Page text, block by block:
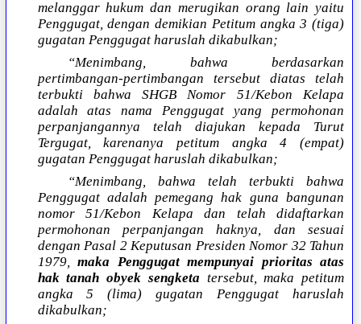
melanggar hukum dan merugikan orang lain yaitu
Penggugat, dengan demikian Petitum angka 3 (tiga)
gugatan Penggugat haruslah dikabulkan;
“Menimbang, bahwa berdasarkan
pertimbangan-pertimbangan tersebut diatas telah
terbukti bahwa SHGB Nomor 51/Kebon Kelapa
adalah atas nama Penggugat yang permohonan
perpanjangannya telah diajukan kepada Turut
Tergugat, karenanya petitum angka 4 (empat)
gugatan Penggugat haruslah dikabulkan;
“Menimbang, bahwa telah terbukti bahwa
Penggugat adalah pemegang hak guna bangunan
nomor 51/Kebon Kelapa dan telah didaftarkan
permohonan perpanjangan haknya, dan sesuai
dengan Pasal 2 Keputusan Presiden Nomor 32 Tahun
1979,maka Penggugat mempunyai prioritas atas
hak tanah obyek sengketa tersebut, maka petitum
angka 5 (lima) gugatan Penggugat haruslah
dikabulkan;